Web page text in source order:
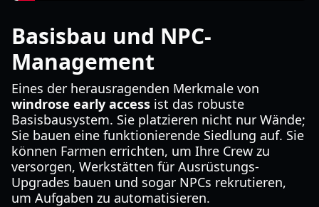
Basisbau und NPC-
Management
Eines der herausragenden Merkmale von
windrose early access ist das robuste
Basisbausystem. Sie platzieren nicht nur Wände;
Sie bauen eine funktionierende Siedlung auf. Sie
können Farmen errichten, um Ihre Crew zu
versorgen, Werkstätten für Ausrüstungs-
Upgrades bauen und sogar NPCs rekrutieren,
um Aufgaben zu automatisieren.